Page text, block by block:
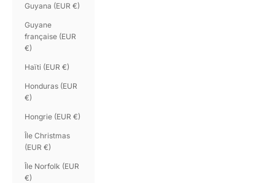
Guyana (EUR €)
Guyane
française (EUR
€)
Haïti (EUR €)
Honduras (EUR
€)
Hongrie (EUR €)
Île Christmas
(EUR €)
Île Norfolk (EUR
€)